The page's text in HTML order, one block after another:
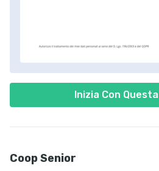
Inizia Con
Coop Senior